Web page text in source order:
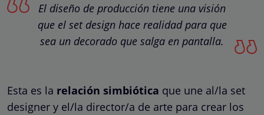
El diseño de producción tiene una visión
que el set design hace realidad para que
sea un decorado que salga en pantalla.
Esta es la relación simbiótica que une al/la set
designer y el/la director/a de arte para crear los